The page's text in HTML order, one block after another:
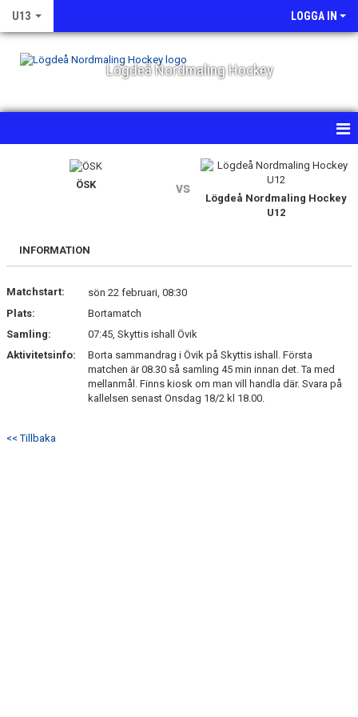
U13 LOGGA IN
Lögdeå Nordmaling Hockey
MATCHER
TRUPPEN
BILDGALLERI
ÖSK vs
Lögdeå Nordmaling Hockey
U12
INFORMATION
Matchstart:
sön 22 februari, 08:30
Plats:
Bortamatch
Samling:
07:45, Skyttis ishall Övik
Aktivitetsinfo:
Borta sammandrag i Övik på Skyttis ishall. Första
matchen är 08.30 så samling 45 min innan det. Ta med
mellanmål. Finns kiosk om man vill handla där. Svara på
kallelsen senast Onsdag 18/2 kl 18.00.
<< Tillbaka